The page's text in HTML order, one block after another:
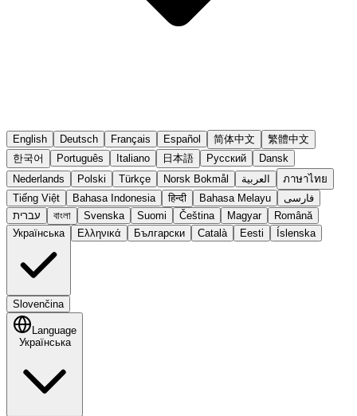
English Deutsch Français Español 简体中文
繁體中文
한국어
Português Italiano 日本語 Русский
Dansk
Nederlands
Polski Türkçe Norsk Bokmål العربية
ภาษาไทย
Tiếng Việt
Bahasa Indonesia हिन्दी Bahasa Melayu
فارسی
עברית
বাংলা Svenska Suomi Čeština Magyar
Română
Українська
Ελληνικά Български Català Eesti Íslenska
Slovenčina
Language
Українська